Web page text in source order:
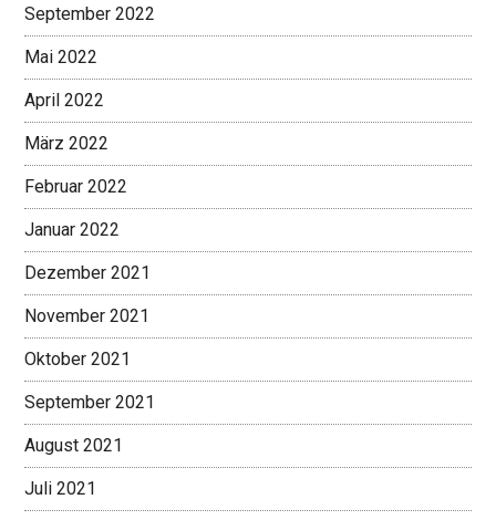
September 2022
Mai 2022
April 2022
März 2022
Februar 2022
Januar 2022
Dezember 2021
November 2021
Oktober 2021
September 2021
August 2021
Juli 2021